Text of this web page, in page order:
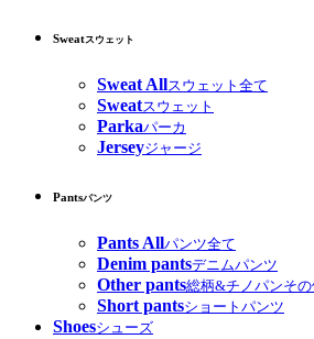
Sweatスウェット
Sweat Allスウェット全て
Sweatスウェット
Parkaパーカ
Jerseyジャージ
Pantsパンツ
Pants Allパンツ全て
Denim pantsデニムパンツ
Other pants総柄&チノパンそ
Short pantsショートパンツ
Shoesシューズ